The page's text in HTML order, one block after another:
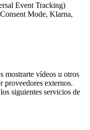
Event Tracking)
Mode, Klarna,
mostrarte vídeos u otros
proveedores externos.
siguientes servicios de